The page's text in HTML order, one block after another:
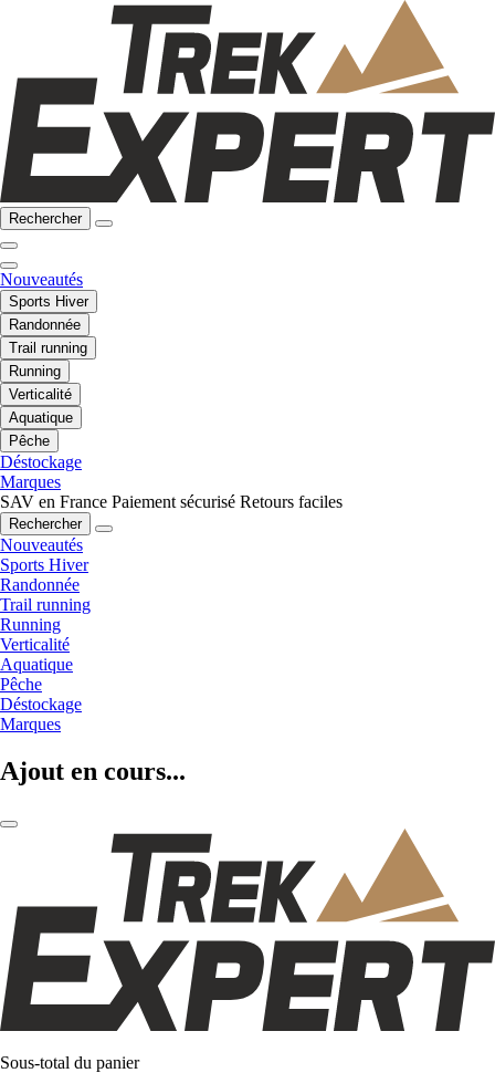
Rechercher
Nouveautés
Sports Hiver
Randonnée
Trail running
Running
Verticalité
Aquatique
Pêche
Déstockage
Marques
SAV en France Paiement sécurisé Retours faciles
Rechercher
Nouveautés
Sports Hiver
Randonnée
Trail running
Running
Verticalité
Aquatique
Pêche
Déstockage
Marques
Ajout en cours...
Sous-total du panier